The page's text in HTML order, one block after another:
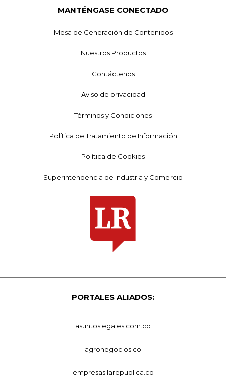
MANTÉNGASE CONECTADO
Mesa de Generación de Contenidos
Nuestros Productos
Contáctenos
Aviso de privacidad
Términos y Condiciones
Política de Tratamiento de Información
Política de Cookies
Superintendencia de Industria y Comercio
PORTALES ALIADOS:
asuntoslegales.com.co
agronegocios.co
empresas.larepublica.co